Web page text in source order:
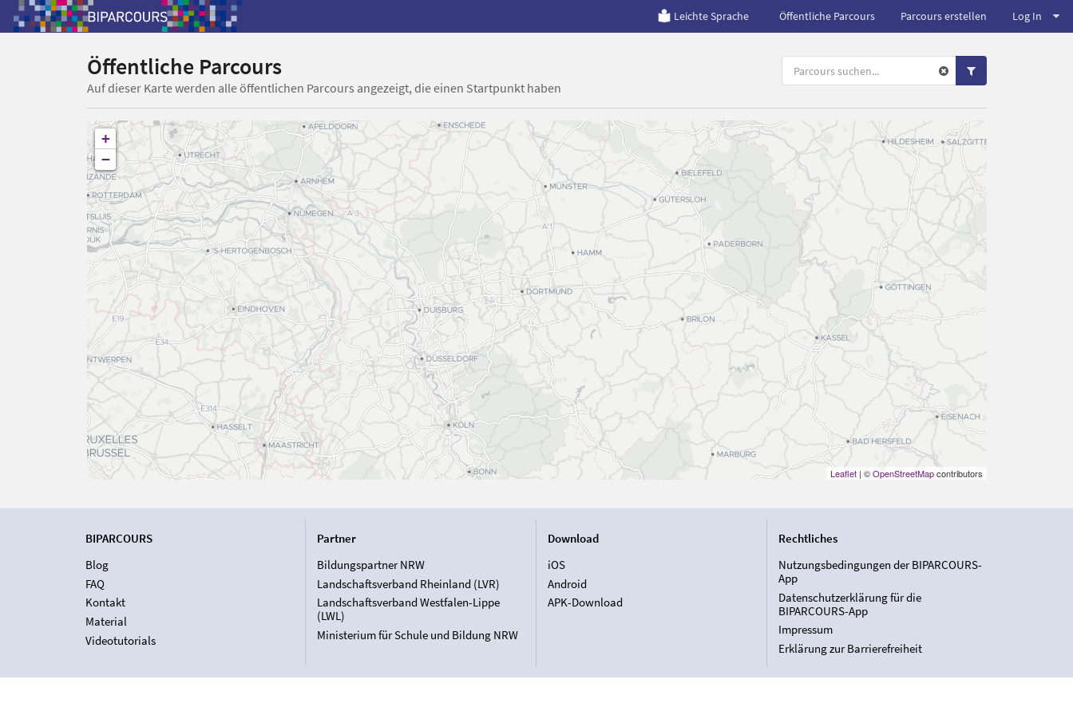
Leichte Sprache Öffentliche Parcours Parcours erstellen Log In
Öffentliche Parcours
Auf dieser Karte werden alle öffentlichen Parcours angezeigt, die einen Startpunkt haben
+
−
Leaflet| ©OpenStreetMapcontributors
BIPARCOURS
Blog
FAQ
Kontakt
Material
Videotutorials
Partner
Bildungspartner NRW
Landschaftsverband Rheinland (LVR)
Landschaftsverband Westfalen-Lippe
(LWL)
Ministerium für Schule und Bildung NRW
Download
iOS
Android
APK-Download
Rechtliches
Nutzungsbedingungen der BIPARCOURS-
App
Datenschutzerklärung für die
BIPARCOURS-App
Impressum
Erklärung zur Barrierefreiheit